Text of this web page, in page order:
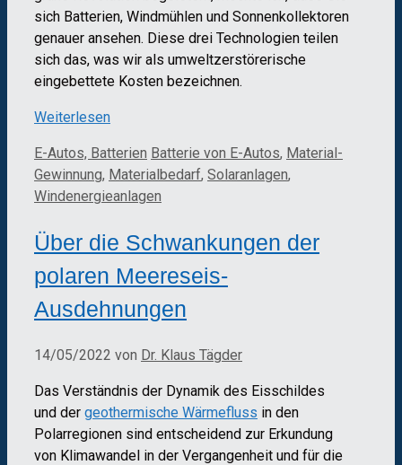
sich Batterien, Windmühlen und Sonnenkollektoren
genauer ansehen. Diese drei Technologien teilen
sich das, was wir als umweltzerstörerische
eingebettete Kosten bezeichnen.
Weiterlesen
Kategorien
E-Autos, Batterien Schlagwörter
Batterie von E-Autos, Material-
Gewinnung, Materialbedarf, Solaranlagen,
Windenergieanlagen
Über die Schwankungen der
polaren Meereseis-
Ausdehnungen
14/05/2022 von Dr. Klaus Tägder
Das Verständnis der Dynamik des Eisschildes
und der geothermische Wärmefluss in den
Polarregionen sind entscheidend zur Erkundung
von Klimawandel in der Vergangenheit und für die